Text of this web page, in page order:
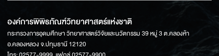
องค์การพิพิธภัณฑ์วิทยาศาสตร์แห่งชาติ
กระทรวงการอุดมศึกษา วิทยาศาสตร์วิจัยและนวัตกรรม 39 หมู่ 3 ต.คลองห้า
อ.คลองหลวง จ.ปทุมธานี 12120